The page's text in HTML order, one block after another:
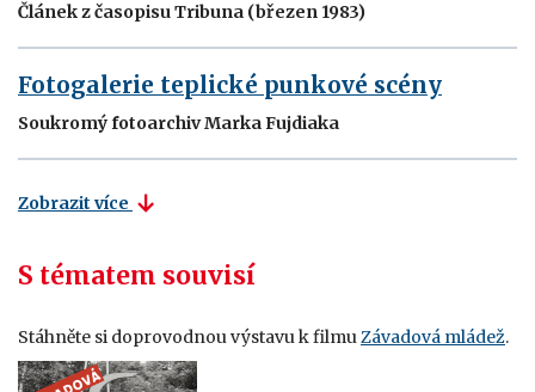
Článek z časopisu Tribuna (březen 1983)
Fotogalerie teplické punkové scény
Soukromý fotoarchiv Marka Fujdiaka
Zobrazit více
S tématem souvisí
Stáhněte si doprovodnou výstavu k filmuZávadová mládež.